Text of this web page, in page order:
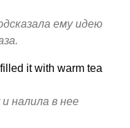
ему идею
it with warm tea
налила в нее